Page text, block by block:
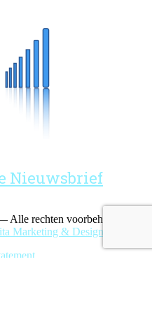
Nieuwsbrief
Alle rechten voorbehouden —
Marketing & Design